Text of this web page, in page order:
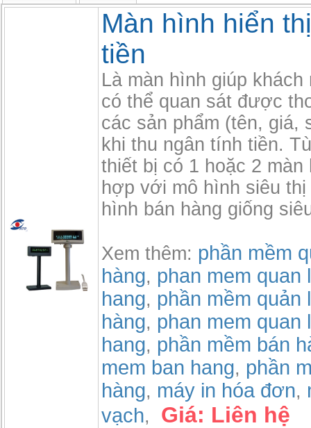
Màn hình hiển
tiền
Là màn hình giúp khách
có thể quan sát được
các sản phẩm (tên, giá,
khi thu ngân tính tiền.
thiết bị có 1 hoặc 2
hợp với mô hình siêu thị
hình bán hàng giống
Xem thêm: phần mềm
hàng, phan mem quan
hang, phần mềm quản
hàng, phan mem quan
hang, phần mềm bán
mem ban hang, phần
hàng, máy in hóa đơn,
vạch, Giá: Liên hệ